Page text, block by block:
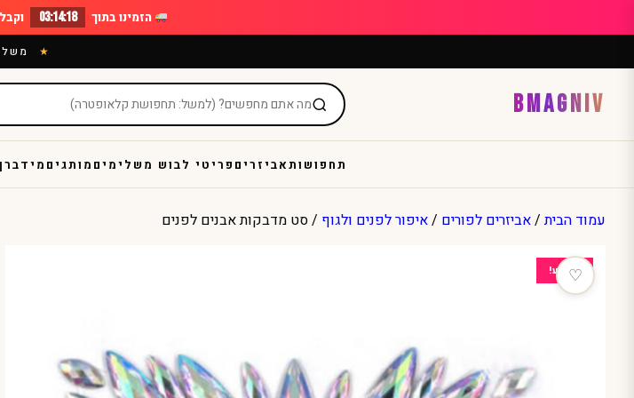
to
הזמינו בתוך 03:14:17
BMAGNIV
תחפושותאביזרים פריטי לבוש משלימים מותגים מידברן
עמוד הבית/אביזרים לפורים /איפור לפנים ולגוף / סט מדבקות אבנים לפנים
מבצע!
♡